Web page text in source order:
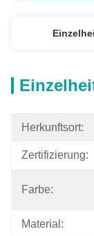
Herkunftsort:
Zertifizierung:
Farbe:
Material: